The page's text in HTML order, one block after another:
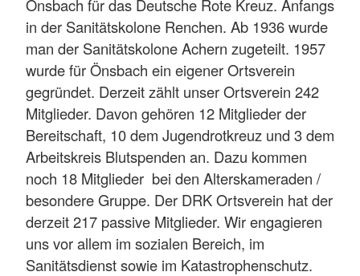
Önsbach für das Deutsche Rote Kreuz. Anfangs
in der Sanitätskolone Renchen. Ab 1936 wurde
man der Sanitätskolone Achern zugeteilt. 1957
wurde für Önsbach ein eigener Ortsverein
gegründet. Derzeit zählt unser Ortsverein 242
Mitglieder. Davon gehören 12 Mitglieder der
Bereitschaft, 10 dem Jugendrotkreuz und 3 dem
Arbeitskreis Blutspenden an. Dazu kommen
noch 18 Mitglieder bei den Alterskameraden /
besondere Gruppe. Der DRK Ortsverein hat der
derzeit 217 passive Mitglieder. Wir engagieren
uns vor allem im sozialen Bereich, im
Sanitätsdienst sowie im Katastrophenschutz.